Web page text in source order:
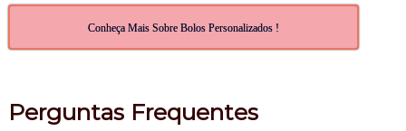
Conheça Mais Sobre Bolos Personalizados !
Perguntas Frequentes